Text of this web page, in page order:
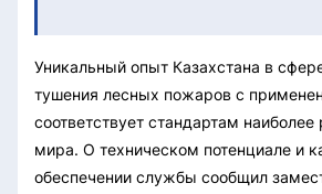
Уникальный опыт Казахстана в
тушения лесных пожаров с
соответствует стандартам наиболее
мира. О техническом потенциале и
обеспечении службы сообщил